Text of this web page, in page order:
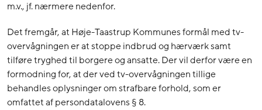
m.v., jf. nærmere nedenfor.
Det fremgår, at Høje-Taastrup Kommunes formål med tv-
overvågningen er at stoppe indbrud og hærværk samt
tilføre tryghed til borgere og ansatte. Der vil derfor være en
formodning for, at der ved tv-overvågningen tillige
behandles oplysninger om strafbare forhold, som er
omfattet af persondatalovens § 8.